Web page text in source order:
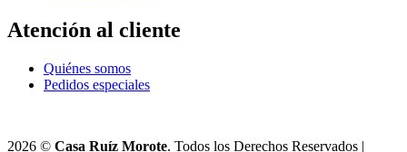
Atención al cliente
Quiénes somos
Pedidos especiales
2026 © Casa Ruíz Morote. Todos los Derechos Reservados |